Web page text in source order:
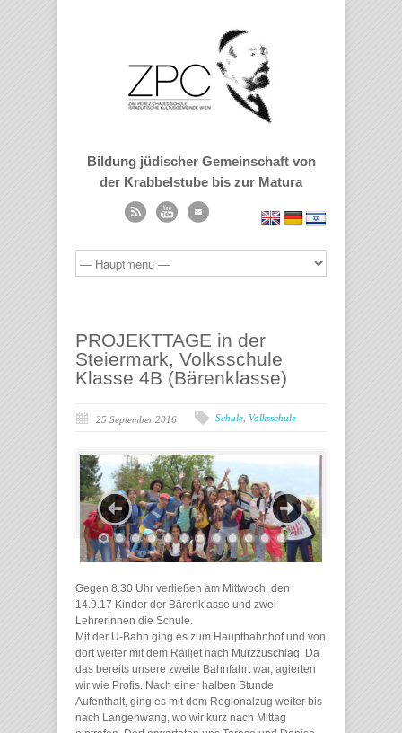
Bildung jüdischer Gemeinschaft von
der Krabbelstube bis zur Matura
PROJEKTTAGE in der
Steiermark, Volksschule
Klasse 4B (Bärenklasse)
25 September 2016 Schule Volksschule
Gegen 8.30 Uhr verließen am Mittwoch, den
14.9.17 Kinder der Bärenklasse und zwei
Lehrerinnen die Schule.
Mit der U-Bahn ging es zum Hauptbahnhof und von
dort weiter mit dem Railjet nach Mürzzuschlag. Da
das bereits unsere zweite Bahnfahrt war, agierten
wir wie Profis. Nach einer halben Stunde
Aufenthalt, ging es mit dem Regionalzug weiter bis
nach Langenwang, wo wir kurz nach Mittag